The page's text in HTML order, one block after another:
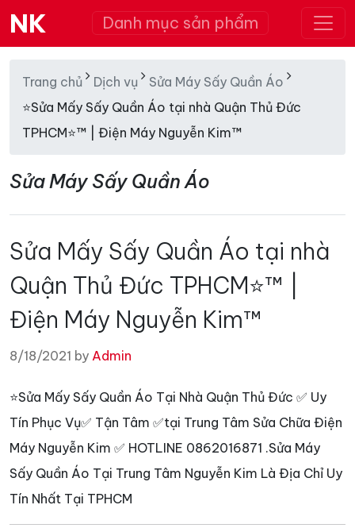
NK Danh mục sản phẩm
Trang chủ Dịch vụ
Sửa Máy Sấy Quần Áo
⭐Sửa Mấy Sấy Quần Áo tại nhà Quận Thủ Đức
TPHCM⭐™ | Điện Máy Nguyễn Kim™
Sửa Máy Sấy Quần Áo
Sửa Mấy Sấy Quần Áo tại nhà
Quận Thủ Đức TPHCM⭐™ |
Điện Máy Nguyễn Kim™
8/18/2021 by Admin
⭐Sửa Mấy Sấy Quần Áo Tại Nhà Quận Thủ Đức ✅ Uy
Tín Phục Vụ✅ Tận Tâm ✅tại Trung Tâm Sửa Chữa Điện
Máy Nguyễn Kim ✅ HOTLINE 0862016871 .Sửa Máy
Sấy Quần Áo Tại Trung Tâm Nguyễn Kim Là Địa Chỉ Uy
Tín Nhất Tại TPHCM